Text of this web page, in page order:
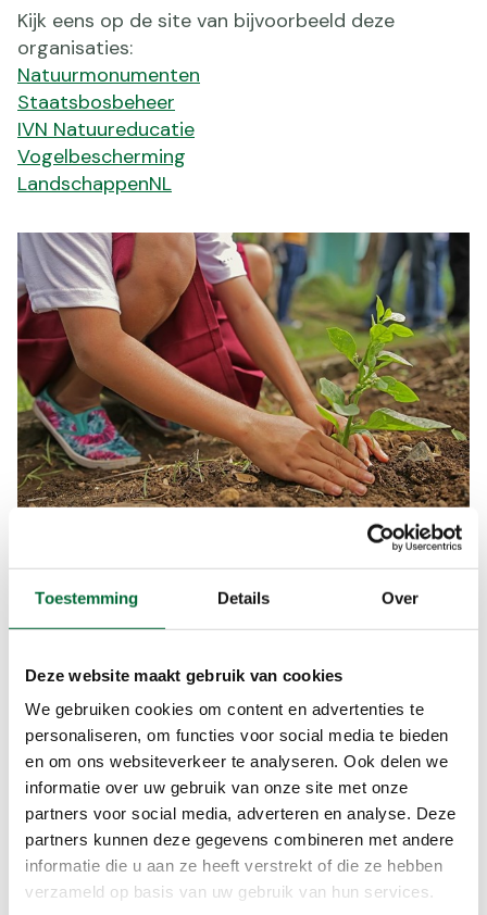
Toestemming Details Over
Deze website maakt gebruik van cookies
We gebruiken cookies om content en advertenties te
personaliseren, om functies voor social media te bieden
en om ons websiteverkeer te analyseren. Ook delen we
informatie over uw gebruik van onze site met onze
partners voor social media, adverteren en analyse. Deze
partners kunnen deze gegevens combineren met andere
informatie die u aan ze heeft verstrekt of die ze hebben
verzameld op basis van uw gebruik van hun services.
Kijk eens op de site van bijvoorbeeld deze
organisaties:
Natuurmonumenten
Staatsbosbeheer
IVN Natuureducatie
Vogelbescherming
LandschappenNL
Plant een boom
donateurs de mogelijkheid om een boom of struik
te planten. Met het planten van een boom draag
je bij aan een gezonde leefomgeving, het klimaat
en biodiversiteit. Hoe leuk is het om in Nederland
te wandelen door een gebied waarvan jij een
boompje aan hebt bijgedragen?
Trees for all
Drents Landschap
Utrechts Landschap